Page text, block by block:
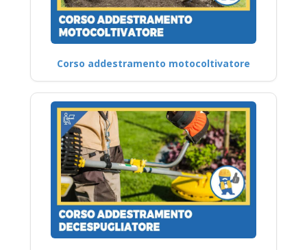
Corso addestramento motocoltivatore